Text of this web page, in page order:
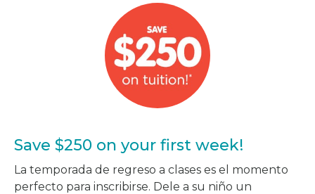
Save $250 on your first week!
La temporada de regreso a clases es el momento
perfecto para inscribirse. Dele a su niño un